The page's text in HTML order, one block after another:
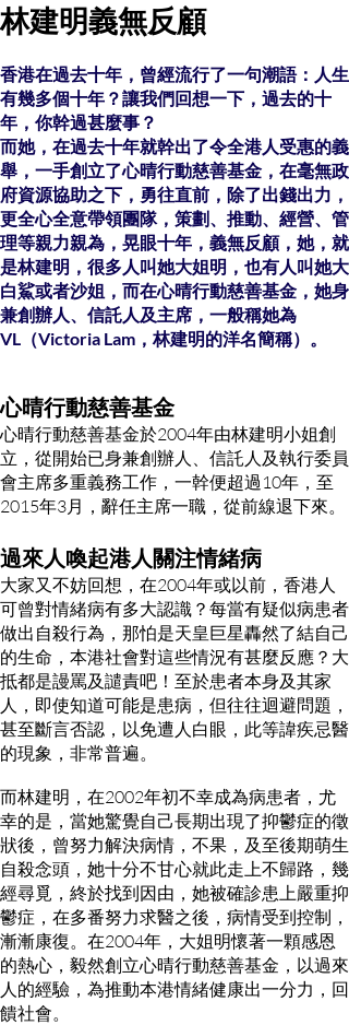
林建明義無反顧
香港在過去十年，曾經流行了一句潮語：人生
有幾多個十年？讓我們回想一下，過去的十
年，你幹過甚麼事？
而她，在過去十年就幹出了令全港人受惠的義
舉，一手創立了心晴行動慈善基金，在毫無政
府資源協助之下，勇往直前，除了出錢出力，
更全心全意帶領團隊，策劃、推動、經營、管
理等親力親為，晃眼十年，義無反顧，她，就
是林建明，很多人叫她大姐明，也有人叫她大
白鯊或者沙姐，而在心晴行動慈善基金，她身
兼創辦人、信託人及主席，一般稱她為
VL（Victoria Lam，林建明的洋名簡稱）。
心晴行動慈善基金
心晴行動慈善基金於2004年由林建明小姐創
立，從開始已身兼創辦人、信託人及執行委員
會主席多重義務工作，一幹便超過10年，至
2015年3月，辭任主席一職，從前線退下來。
過來人喚起港人關注情緒病
大家又不妨回想，在2004年或以前，香港人
可曾對情緒病有多大認識？每當有疑似病患者
做出自殺行為，那怕是天皇巨星轟然了結自己
的生命，本港社會對這些情況有甚麼反應？大
抵都是謾罵及譴責吧！至於患者本身及其家
人，即使知道可能是患病，但往往迴避問題，
甚至斷言否認，以免遭人白眼，此等諱疾忌醫
的現象，非常普遍。
而林建明，在2002年初不幸成為病患者，尤
幸的是，當她驚覺自己長期出現了抑鬱症的徵
狀後，曾努力解決病情，不果，及至後期萌生
自殺念頭，她十分不甘心就此走上不歸路，幾
經尋覓，終於找到因由，她被確診患上嚴重抑
鬱症，在多番努力求醫之後，病情受到控制，
漸漸康復。在2004年，大姐明懷著一顆感恩
的熱心，毅然創立心晴行動慈善基金，以過來
人的經驗，為推動本港情緒健康出一分力，回
饋社會。